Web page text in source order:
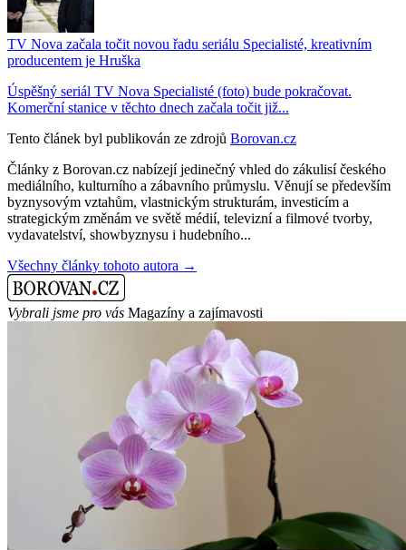
TV Nova začala točit novou řadu seriálu Specialisté, kreativním
producentem je Hruška
Úspěšný seriál TV Nova Specialisté (foto) bude pokračovat.
Komerční stanice v těchto dnech začala točit již...
Tento článek byl publikován ze zdrojů Borovan.cz
Články z Borovan.cz nabízejí jedinečný vhled do zákulisí českého
mediálního, kulturního a zábavního průmyslu. Věnují se především
byznysovým vztahům, vlastnickým strukturám, investicím a
strategickým změnám ve světě médií, televizní a filmové tvorby,
vydavatelství, showbyznysu i hudebního...
Všechny články tohoto autora →
Vybrali jsme pro vás Magazíny a zajímavosti